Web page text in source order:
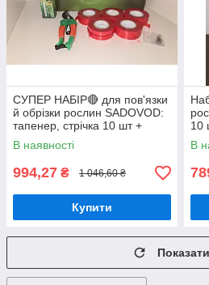
СУПЕР НАБІР🔴 для пов'язки
й обрізки рослин SADOVOD:
тапенер, стрічка 10 шт +
10000 скоб + секатор в
подарунок
В наявності
994,27 ₴ 1 046,60 ₴
Купити
10
10
В